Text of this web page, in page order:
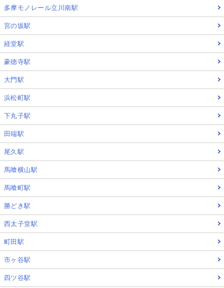
多摩モノレール立川南駅
宮の坂駅
経堂駅
豪徳寺駅
大門駅
浜松町駅
下丸子駅
田端駅
尾久駅
馬喰横山駅
馬喰町駅
勝どき駅
西太子堂駅
町田駅
市ヶ谷駅
四ツ谷駅